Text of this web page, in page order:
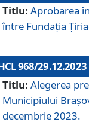
Titlu: Aprobarea
între Fundația
968/29.12.2023
Titlu: Alegerea
Municipiului
decembrie 2023.